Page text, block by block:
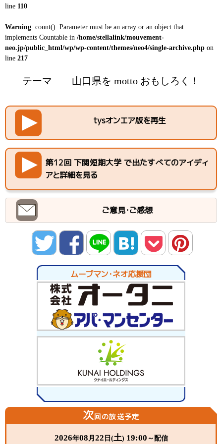
line 110
Warning: count(): Parameter must be an array or an object that
implements Countable in /home/stellalink/mouvement-
neo.jp/public_html/wp/wp-content/themes/neo4/single-archive.php on
line 217
テーマ 山口県を motto おもしろく！
tysオンエア版を再生
第12回 下関短期大学 で出たすべてのアイディ
アと詳細を見る
ご意見・ご感想
ok
est
ムーブマン・ネオ応援団
次回の放送予定
2026年08 月 22 日(土) 19:00 ～配信